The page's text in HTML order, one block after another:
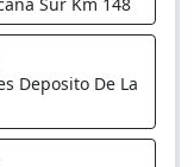
Deposito De La